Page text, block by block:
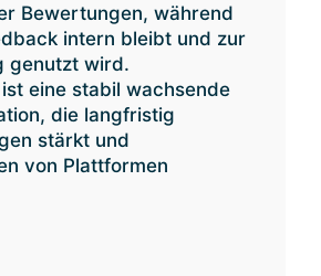
Bewertungen, während
intern bleibt und zur
genutzt wird.
eine stabil wachsende
die langfristig
stärkt und
von Plattformen